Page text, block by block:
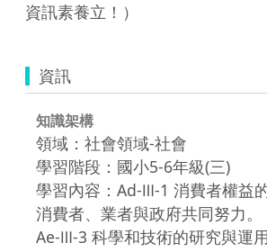
資訊
知識架構
領域：社會領域-社會
學習階段：國小5-6年級(三)
學習內容：Ad-Ⅲ-1 消費者權益
消費者、業者與政府共同努力。
Ae-Ⅲ-3 科學和技術的研究與運